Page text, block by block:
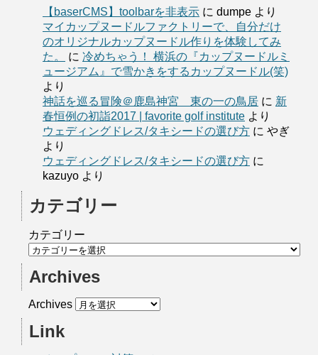
【baserCMS】toolbarを非表示 に dumpe より
マイカップヌードルファクトリーで、自分だけ
のオリジナルカップヌードル作りを体験してみ
た。
に 冷めちゃう！ 横浜の『カップヌードルミ
ュージアム』で雪かきをするカップヌードル(笑)
より
神話を巡る冒険＠鹿島神宮 東の一の鳥居 に 新
春恒例の初詣2017 | favorite golf institute より
ウェディングドレス/タキシードの選び方 に やぎ
より
ウェディングドレス/タキシードの選び方 に
kazuyo より
カテゴリー
カテゴリー
Archives
Archives
Link